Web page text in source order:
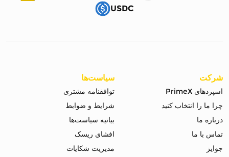
USDC
شرکت
اسپردهای PrimeX
چرا ما را انتخاب کنید
درباره ما
تماس با ما
جوایز
سیاست‌ها
توافقنامه مشتری
شرایط و ضوابط
بیانیه سیاست‌ها
افشای ریسک
مدیریت شکایات